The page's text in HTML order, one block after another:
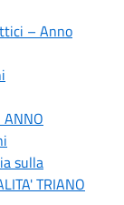
– Anno
ANNO
sulla
TRIANO